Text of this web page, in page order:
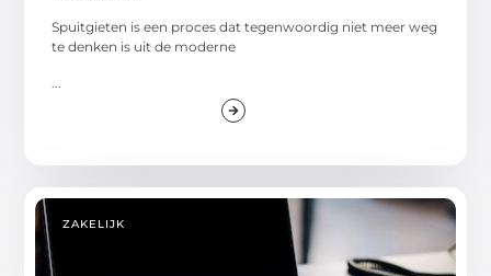
Spuitgieten is een proces dat tegenwoordig niet meer weg
te denken is uit de moderne
ZAKELIJK